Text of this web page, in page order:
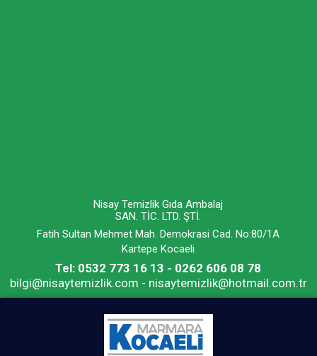
Nisay Temizlik Gıda Ambalaj
SAN. TİC. LTD. ŞTİ.
Fatih Sultan Mehmet Mah. Demokrasi Cad. No:80/1A
Kartepe Kocaeli
Tel: 0532 773 16 13 - 0262 606 08 78
bilgi@nisaytemizlik.com - nisaytemizlik@hotmail.com.tr